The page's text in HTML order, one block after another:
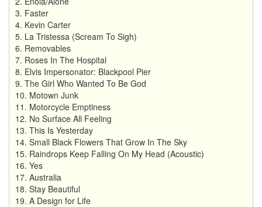
3. Faster
4. Kevin Carter
5. La Tristessa (Scream To Sigh)
6. Removables
7. Roses In The Hospital
8. Elvis Impersonator: Blackpool Pier
9. The Girl Who Wanted To Be God
10. Motown Junk
11. Motorcycle Emptiness
12. No Surface All Feeling
13. This Is Yesterday
14. Small Black Flowers That Grow In The Sky
15. Raindrops Keep Falling On My Head (Acoustic)
16. Yes
17. Australia
18. Stay Beautiful
19. A Design for Life